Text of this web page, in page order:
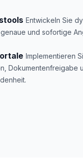
Entwickeln Sie
und sofortige
Implementieren